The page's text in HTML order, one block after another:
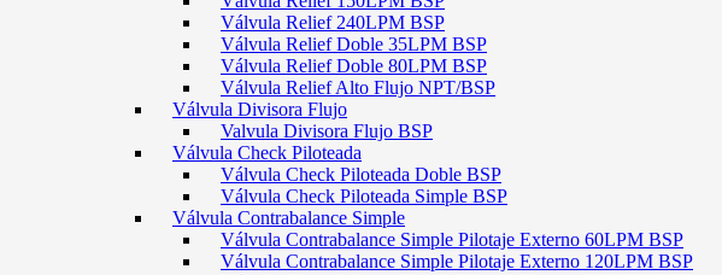
Válvula Relief 240LPM BSP
Válvula Relief Doble 35LPM BSP
Válvula Relief Doble 80LPM BSP
Válvula Relief Alto Flujo NPT/BSP
Válvula Divisora Flujo
Valvula Divisora Flujo BSP
Válvula Check Piloteada
Válvula Check Piloteada Doble BSP
Válvula Check Piloteada Simple BSP
Válvula Contrabalance Simple
Válvula Contrabalance Simple Pilotaje Externo 60LPM BSP
Válvula Contrabalance Simple Pilotaje Externo 120LPM BSP